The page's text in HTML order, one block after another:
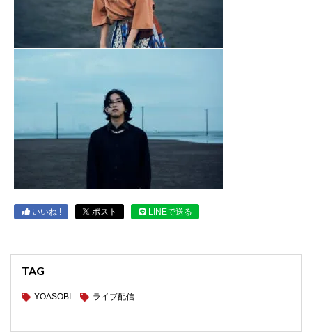
いいね ! ポスト LINEで送る
TAG
YOASOBI ライブ配信